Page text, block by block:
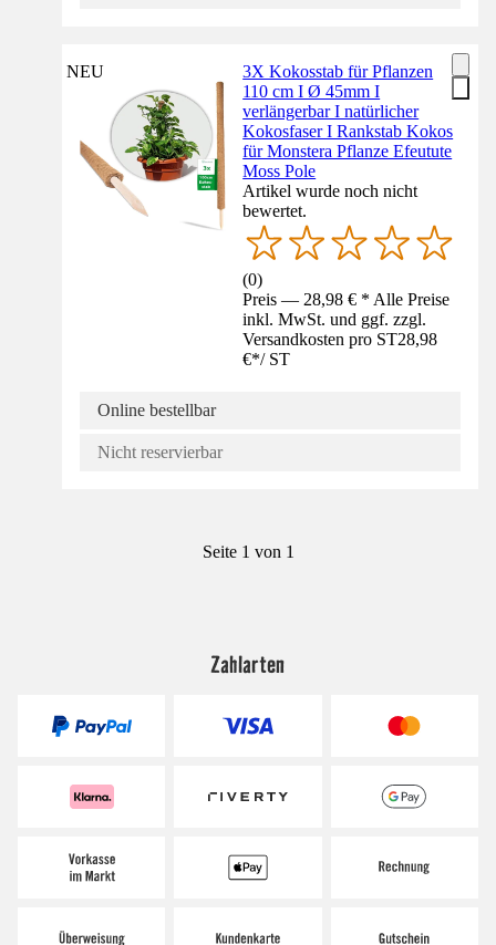
NEU
3X Kokosstab für Pflanzen
110 cm I Ø 45mm I
verlängerbar I natürlicher
Kokosfaser I Rankstab Kokos
für Monstera Pflanze Efeutute
Moss Pole
Artikel wurde noch nicht
bewertet.
(0)
Preis — 28,98 € * Alle Preise
inkl. MwSt. und ggf. zzgl.
Versandkosten pro ST28,98
€*/ ST
Online bestellbar
Nicht reservierbar
Seite 1 von 1
Zahlarten